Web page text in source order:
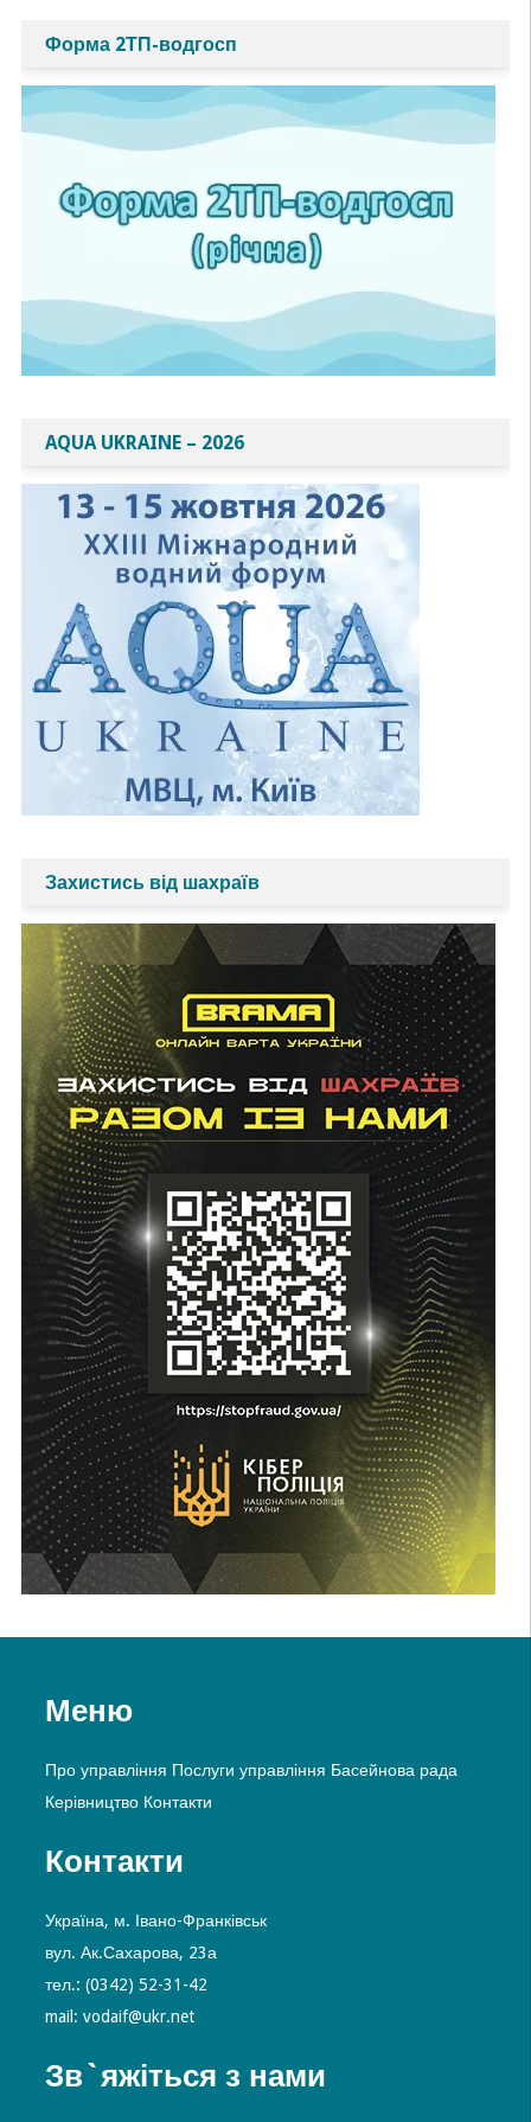
Форма 2ТП-водгосп
AQUA UKRAINE – 2026
Захистись від шахраїв
Меню
Про управління Послуги управління Басейнова рада
Керівництво Контакти
Контакти
Україна, м. Івано-Франківськ
вул. Ак.Сахарова, 23а
тел.: (0342) 52-31-42
mail: vodaif@ukr.net
Зв`яжіться з нами